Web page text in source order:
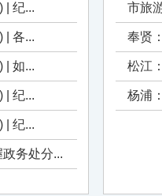
| 纪...
| 各...
| 如...
| 纪...
| 纪...
务处分...
市旅
奉贤
松江
杨浦